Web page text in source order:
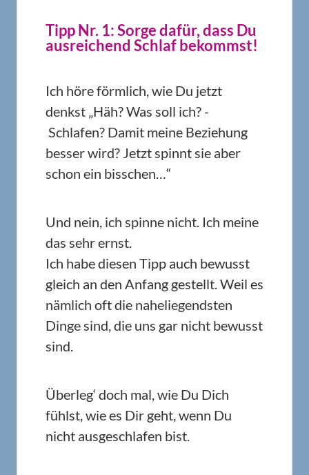
Tipp Nr. 1: Sorge dafür, dass Du
ausreichend Schlaf bekommst!
Ich höre förmlich, wie Du jetzt
denkst „Häh? Was soll ich? -
Schlafen? Damit meine Beziehung
besser wird? Jetzt spinnt sie aber
schon ein bisschen…“
Und nein, ich spinne nicht. Ich meine
das sehr ernst.
Ich habe diesen Tipp auch bewusst
gleich an den Anfang gestellt. Weil es
nämlich oft die naheliegendsten
Dinge sind, die uns gar nicht bewusst
sind.
Überleg‘ doch mal, wie Du Dich
fühlst, wie es Dir geht, wenn Du
nicht ausgeschlafen bist.